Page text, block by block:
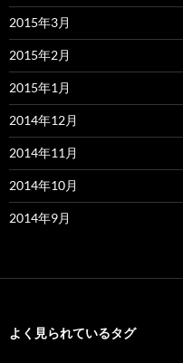
2015年3月
2015年2月
2015年1月
2014年12月
2014年11月
2014年10月
2014年9月
よく見られているタグ